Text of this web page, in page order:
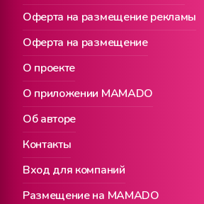
О проекте
Вход для компаний
О приложении MAMADO
Размещение на MAMADO
Оферта на размещение рекламы
Об авторе
Оферта на размещение
Контакты